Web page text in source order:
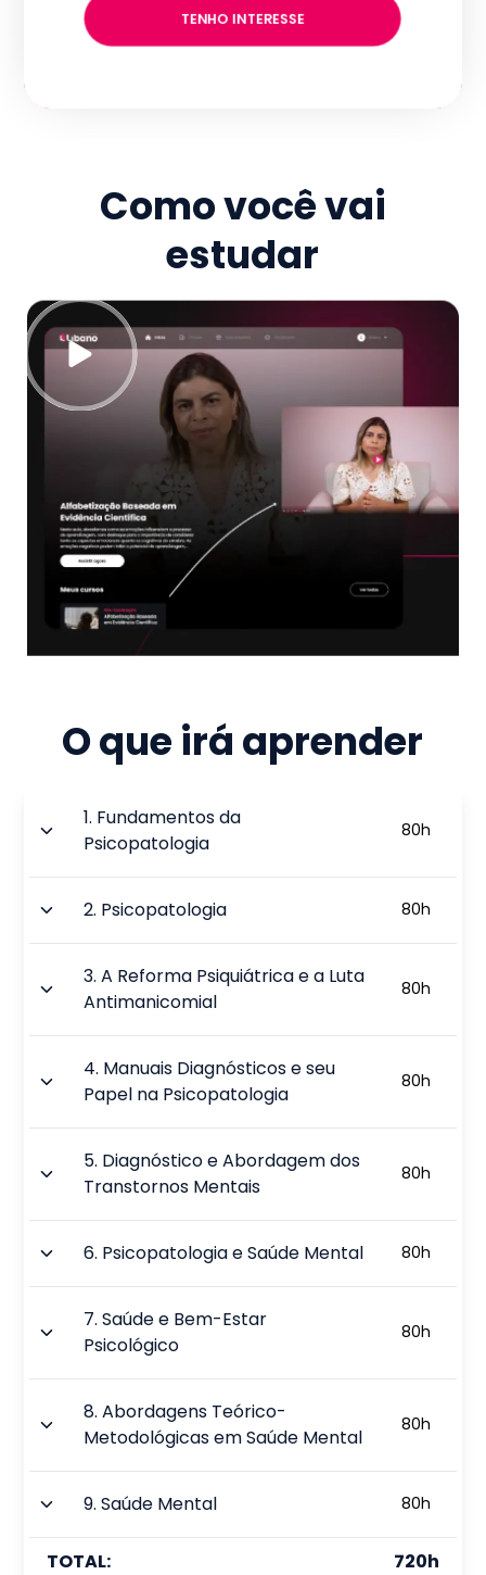
TENHO INTERESSE
Como você vai
estudar
O que irá aprender
1. Fundamentos da
Psicopatologia
80h
2. Psicopatologia 80h
3.A Reforma Psiquiátrica e a Luta
Antimanicomial
80h
4. Manuais Diagnósticos e seu
Papel na Psicopatologia
80h
5. Diagnóstico e Abordagem dos
Transtornos Mentais
80h
6. Psicopatologia e Saúde Mental 80h
7.Saúde e Bem-Estar
Psicológico
80h
8.Abordagens Teórico-
Metodológicas em Saúde Mental
80h
9.Saúde Mental 80h
TOTAL: 720h